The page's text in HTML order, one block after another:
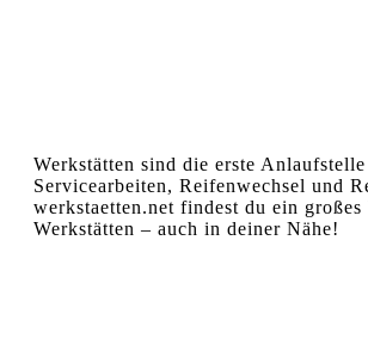
Werkstätten sind die erste
Servicearbeiten, Reifenwechsel und
werkstaetten.net findest du ein großes
Werkstätten – auch in deiner Nähe!